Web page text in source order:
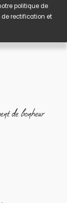
politique de
rectification et